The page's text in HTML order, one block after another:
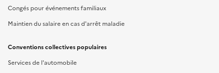
Congés pour événements familiaux
Maintien du salaire en cas d'arrêt maladie
Conventions collectives populaires
Services de l'automobile